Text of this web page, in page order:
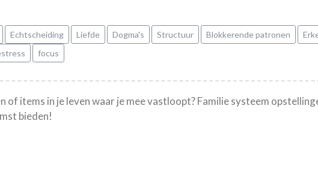
Echtscheiding Liefde Dogma's Structuur Blokkerende patronen
focus
of items in je leven waar je mee vastloopt? Familie systeem
bieden!